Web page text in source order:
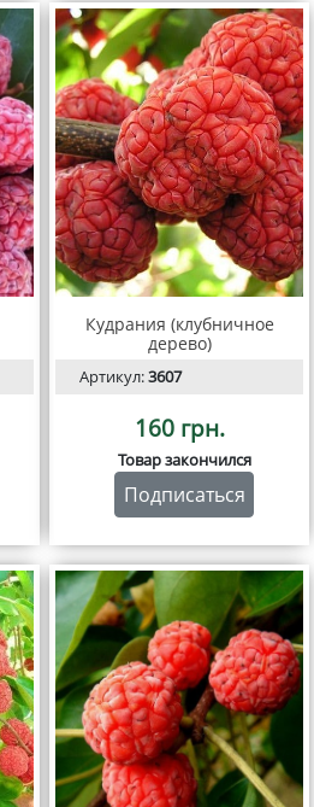
Кудрания (клубничное
дерево)
Артикул:3607
160 грн.
Товар закончился
Подписаться